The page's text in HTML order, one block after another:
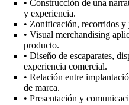
• Construcción de una
y experiencia.
• Zonificación, recorridos y
• Visual merchandising
producto.
• Diseño de escaparates,
experiencia comercial.
• Relación entre
de marca.
• Presentación y